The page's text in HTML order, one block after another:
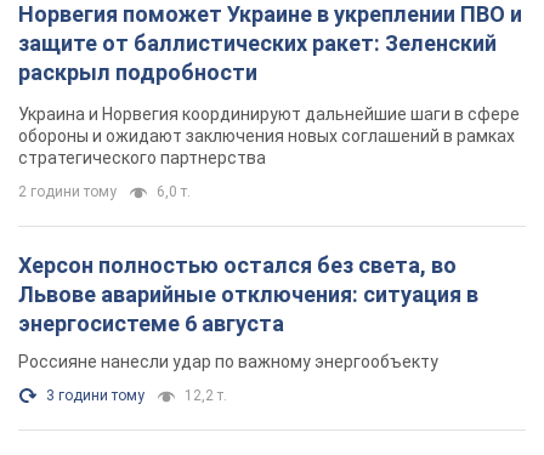
Норвегия поможет Украине в укреплении ПВО и
защите от баллистических ракет: Зеленский
раскрыл подробности
Украина и Норвегия координируют дальнейшие шаги в сфере
обороны и ожидают заключения новых соглашений в рамках
стратегического партнерства
2 години тому 6,0 т.
Херсон полностью остался без света, во
Львове аварийные отключения: ситуация в
энергосистеме 6 августа
Россияне нанесли удар по важному энергообъекту
3 години тому 12,2 т.